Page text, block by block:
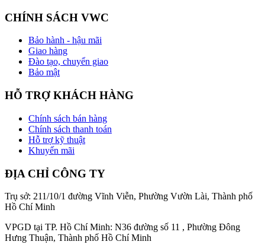
CHÍNH SÁCH VWC
Bảo hành - hậu mãi
Giao hàng
Đào tạo, chuyển giao
Bảo mật
HỖ TRỢ KHÁCH HÀNG
Chính sách bán hàng
Chính sách thanh toán
Hỗ trợ kỹ thuật
Khuyến mãi
ĐỊA CHỈ CÔNG TY
Trụ sở: 211/10/1 đường Vĩnh Viễn, Phường Vườn Lài, Thành phố
Hồ Chí Minh
VPGD tại TP. Hồ Chí Minh: N36 đường số 11 , Phường Đông
Hưng Thuận, Thành phố Hồ Chí Minh